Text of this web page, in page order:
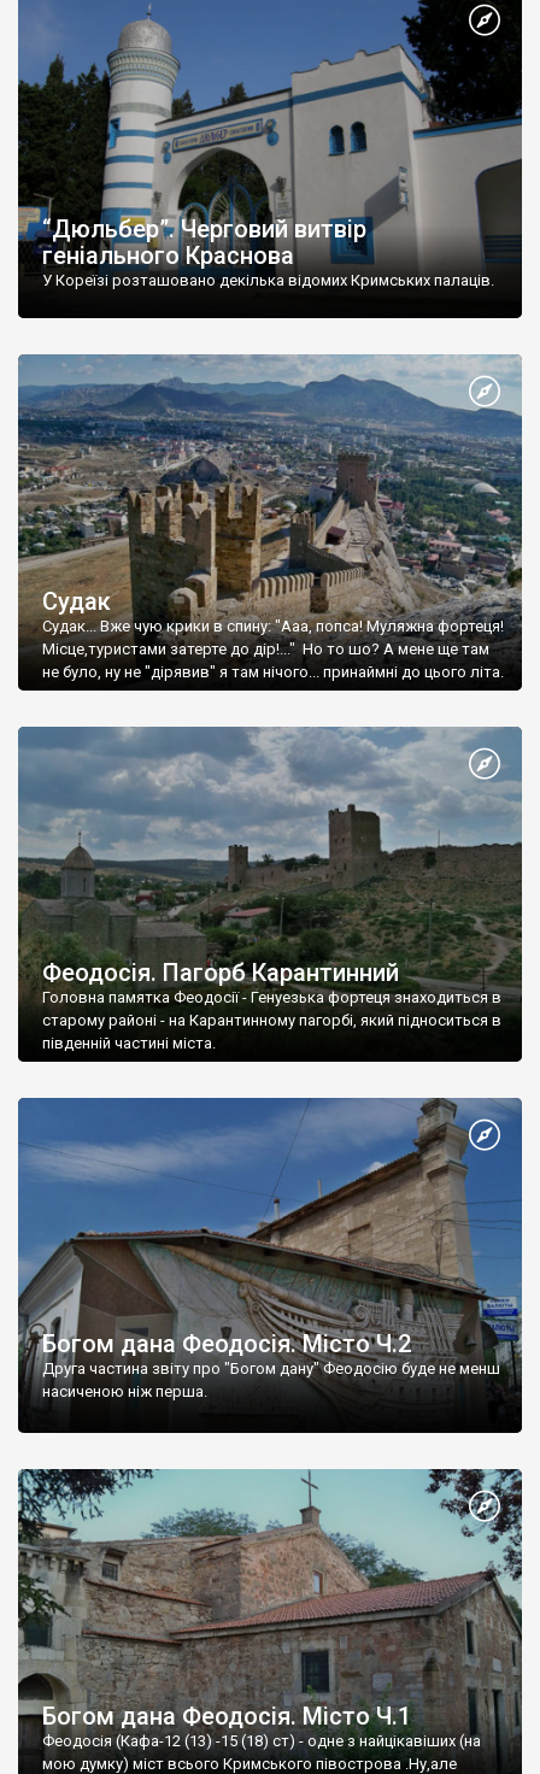
“Дюльбер”. Черговий витвір
геніального Краснова
У Кореїзі розташовано декілька відомих Кримських палаців.
Судак
Судак... Вже чую крики в спину: "Ааа, попса! Муляжна фортеця!
Місце,туристами затерте до дір!..." Но то шо? А мене ще там
не було, ну не "дірявив" я там нічого... принаймні до цього літа.
Феодосія. Пагорб Карантинний
Головна памятка Феодосії - Генуезька фортеця знаходиться в
старому районі - на Карантинному пагорбі, який підноситься в
південній частині міста.
Богом дана Феодосія. Місто Ч.2
Друга частина звіту про "Богом дану" Феодосію буде не менш
насиченою ніж перша.
Богом дана Феодосія. Місто Ч.1
Феодосія (Кафа-12 (13) -15 (18) ст) - одне з найцікавіших (на
мою думку) міст всього Кримського півострова .Ну,але